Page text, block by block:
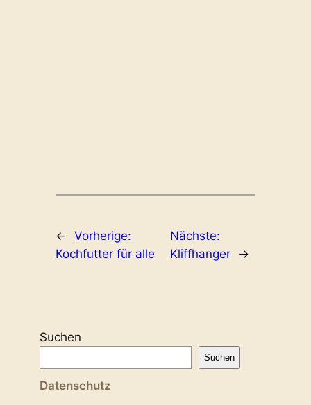
← Vorherige:
Kochfutter für alle
Nächste:
Kliffhanger
→
Suchen
Suchen
Datenschutz